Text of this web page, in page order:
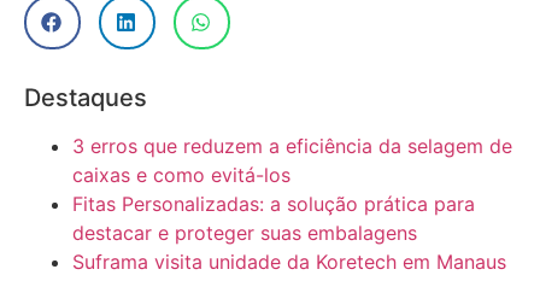
Destaques
3 erros que reduzem a eficiência da selagem de
caixas e como evitá-los
Fitas Personalizadas: a solução prática para
destacar e proteger suas embalagens
Suframa visita unidade da Koretech em Manaus